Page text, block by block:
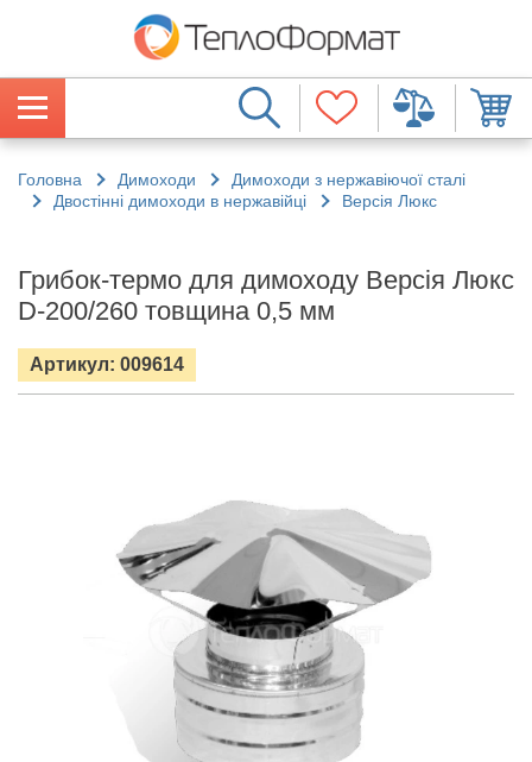
Головна Димоходи
Димоходи з нержавіючої сталі
Двостінні димоходи в нержавійці
Версія Люкс
Грибок-термо для димоходу Версія Люкс
D-200/260 товщина 0,5 мм
Артикул: 009614